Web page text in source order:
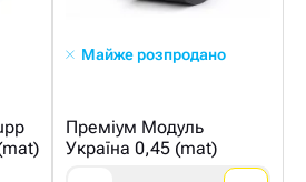
Майже розпродано
Преміум Модуль
Україна 0,45 (mat)